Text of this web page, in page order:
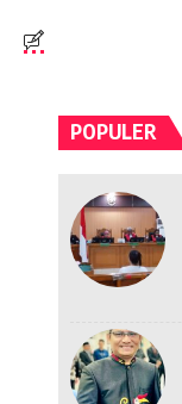
POPULER